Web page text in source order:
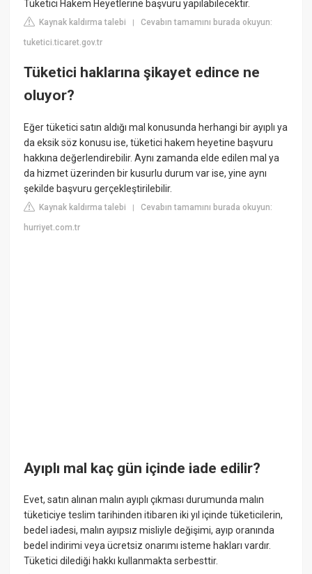
Tüketici Hakem Heyetlerine başvuru yapılabilecektir.
Kaynak kaldırma talebi |Cevabın tamamını burada okuyun:
tuketici.ticaret.gov.tr
Tüketici haklarına şikayet edince ne
oluyor?
Eğer tüketici satın aldığı mal konusunda herhangi bir ayıplı ya
da eksik söz konusu ise, tüketici hakem heyetine başvuru
hakkına değerlendirebilir. Aynı zamanda elde edilen mal ya
da hizmet üzerinden bir kusurlu durum var ise, yine aynı
şekilde başvuru gerçekleştirilebilir.
Kaynak kaldırma talebi |Cevabın tamamını burada okuyun:
hurriyet.com.tr
Ayıplı mal kaç gün içinde iade edilir?
Evet, satın alınan malın ayıplı çıkması durumunda malın
tüketiciye teslim tarihinden itibaren iki yıl içinde tüketicilerin,
bedel iadesi, malın ayıpsız misliyle değişimi, ayıp oranında
bedel indirimi veya ücretsiz onarımı isteme hakları vardır.
Tüketici dilediği hakkı kullanmakta serbesttir.